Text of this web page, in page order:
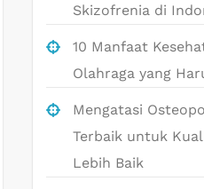
Skizofrenia di
10 Manfaat
Olahraga yang
Mengatasi
Terbaik untuk
Lebih Baik